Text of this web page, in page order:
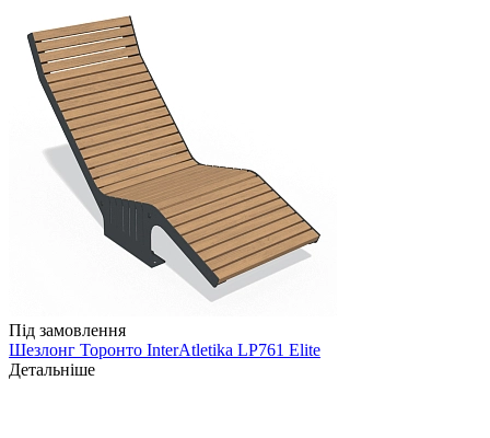
Під замовлення
Шезлонг Торонто InterAtletika LP761 Elite
Детальніше